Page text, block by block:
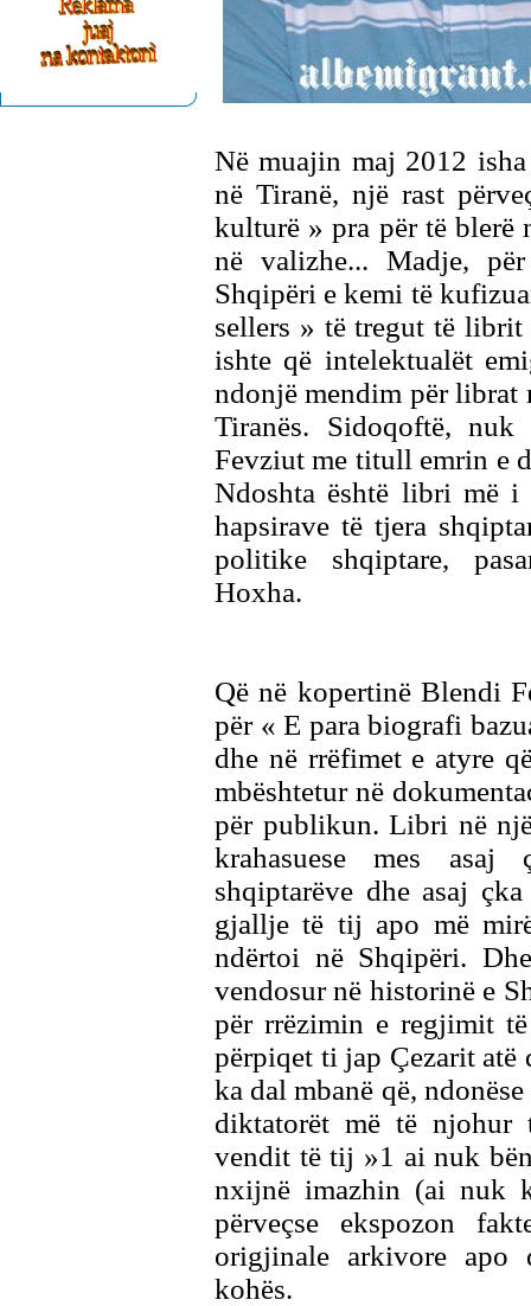
Në muajin maj 2012
në Tiranë, një rast
kulturë » pra për të blerë
në valizhe... Madje,
Shqipëri e kemi të
sellers » të tregut të librit
ishte që intelektualët
ndonjë mendim për librat
Tiranës. Sidoqoftë,
Fevziut me titull emrin e
Ndoshta është libri më
hapsirave të tjera
politike shqiptare,
Hoxha.
Që në kopertinë Blendi
për « E para biografi
dhe në rrëfimet e atyre
mbështetur në
për publikun. Libri në
krahasuese mes
shqiptarëve dhe asaj
gjallje të tij apo më
ndërtoi në Shqipëri.
vendosur në historinë e
për rrëzimin e regjimit
përpiqet ti jap Çezarit atë
ka dal mbanë që,
diktatorët më të
vendit të tij »1 ai nuk
nxijnë imazhin (ai nuk
përveçse ekspozon
origjinale arkivore apo
kohës.